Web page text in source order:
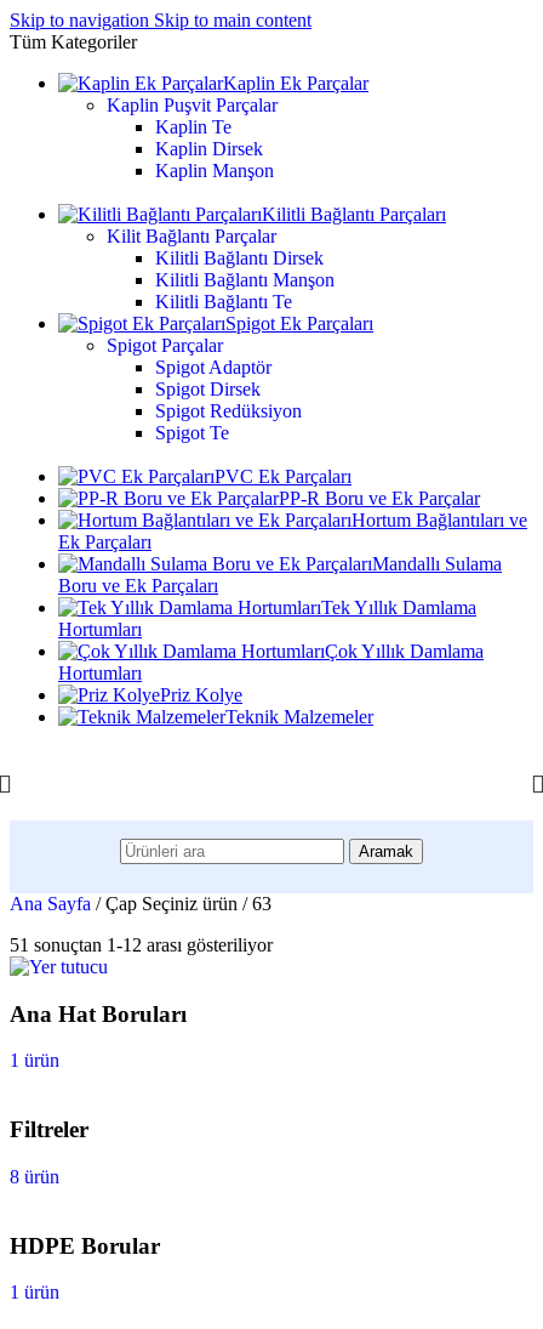
Skip to navigation Skip to main content
Tüm Kategoriler
Kaplin Ek Parçalar
Kaplin Puşvit Parçalar
Kaplin Te
Kaplin Dirsek
Kaplin Manşon
Kilitli Bağlantı Parçaları
Kilit Bağlantı Parçalar
Kilitli Bağlantı Dirsek
Kilitli Bağlantı Manşon
Kilitli Bağlantı Te
Spigot Ek Parçaları
Spigot Parçalar
Spigot Adaptör
Spigot Dirsek
Spigot Redüksiyon
Spigot Te
PVC Ek Parçaları
PP-R Boru ve Ek Parçalar
Hortum Bağlantıları ve
Ek Parçaları
Mandallı Sulama
Boru ve Ek Parçaları
Tek Yıllık Damlama
Hortumları
Çok Yıllık Damlama
Hortumları
Priz Kolye
Teknik Malzemeler
Aramak
Ana Sayfa / Çap Seçiniz ürün / 63
51 sonuçtan 1-12 arası gösteriliyor
Ana Hat Boruları
1 ürün
Filtreler
8 ürün
HDPE Borular
1 ürün